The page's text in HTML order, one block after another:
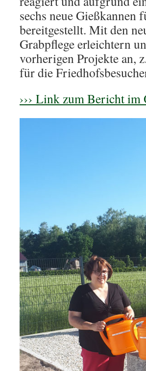
sechs neue Gießkannen
bereitgestellt. Mit den
Grabpflege erleichtern
vorherigen Projekte an,
für die
››› Link zum Bericht im